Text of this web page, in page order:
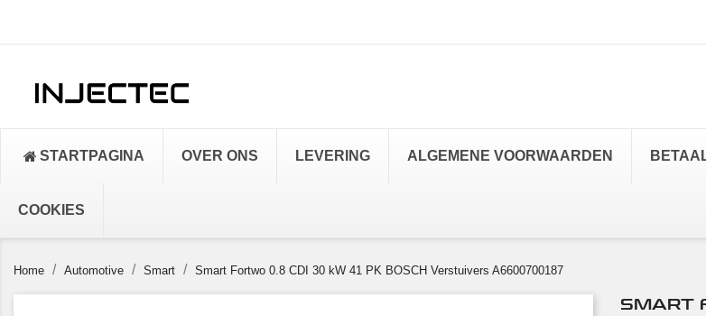
STARTPAGINA OVER ONS LEVERING ALGEMENE VOORWAARDEN
COOKIES
Home Automotive Smart Smart Fortwo 0.8 CDI 30 kW 41 PK BOSCH Verstuivers A6600700187
SMART